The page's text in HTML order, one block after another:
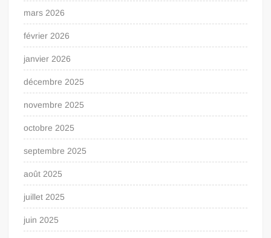
mars 2026
février 2026
janvier 2026
décembre 2025
novembre 2025
octobre 2025
septembre 2025
août 2025
juillet 2025
juin 2025